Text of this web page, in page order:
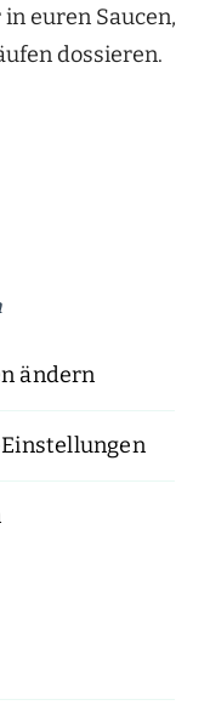
euren Saucen,
dossieren.
ändern